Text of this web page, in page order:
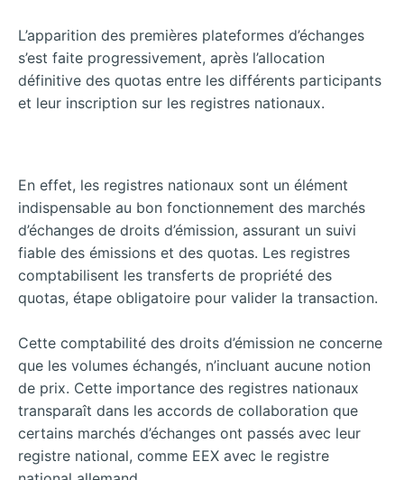
L’apparition des premières plateformes d’échanges
s’est faite progressivement, après l’allocation
définitive des quotas entre les différents participants
et leur inscription sur les registres nationaux.
En effet, les registres nationaux sont un élément
indispensable au bon fonctionnement des marchés
d’échanges de droits d’émission, assurant un suivi
fiable des émissions et des quotas. Les registres
comptabilisent les transferts de propriété des
quotas, étape obligatoire pour valider la transaction.
Cette comptabilité des droits d’émission ne concerne
que les volumes échangés, n’incluant aucune notion
de prix. Cette importance des registres nationaux
transparaît dans les accords de collaboration que
certains marchés d’échanges ont passés avec leur
registre national, comme EEX avec le registre